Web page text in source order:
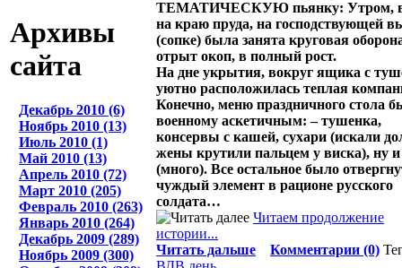
Архивы
сайта
Декабрь 2010 (6)
Ноябрь 2010 (13)
Июль 2010 (1)
Май 2010 (13)
Апрель 2010 (72)
Март 2010 (205)
Февраль 2010 (263)
Январь 2010 (264)
Декабрь 2009 (289)
Ноябрь 2009 (300)
ТЕМАТИЧЕСКУЮ пьянку: Утром, в
на краю пруда, на господствующей
(сопке) была занята круговая
отрыт окоп, в полный рост.
На дне укрытия, вокруг ящика с
уютно расположилась теплая
Конечно, меню праздничного стола
военному аскетичным: – тушенка,
консервы с кашей, сухари (искали
жены крутили пальцем у виска), ну и
(много). Все остальное было
чуждый элемент в рационе русского
солдата…
Читаем продолжение
истории...
Читать дальше
Комментарии (0)